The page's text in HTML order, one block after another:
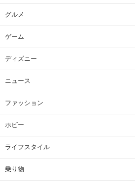
グルメ
ゲーム
ディズニー
ニュース
ファッション
ホビー
ライフスタイル
乗り物